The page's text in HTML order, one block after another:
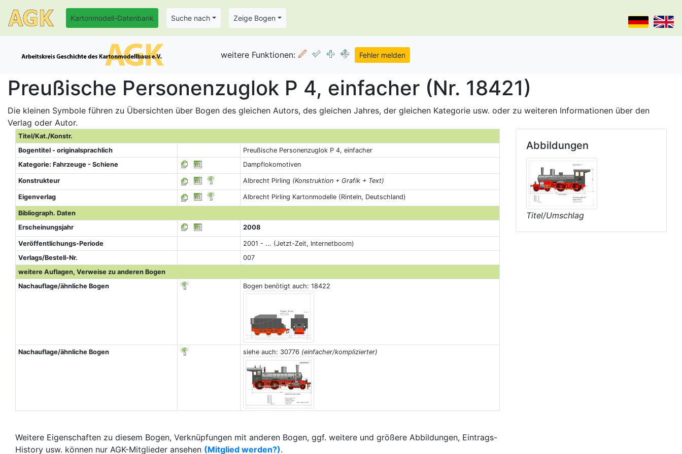
Kartonmodell-Datenbank Suche nach Zeige Bogen
weitere Funktionen:
Preußische Personenzuglok P 4, einfacher (Nr. 18421)
Die kleinen Symbole führen zu Übersichten über Bogen des gleichen Autors, des gleichen Jahres, der gleichen Kategorie usw. oder zu weiteren Informationen über den
Verlag oder Autor.
Titel/Kat./Konstr.
Bogentitel - originalsprachlich
Preußische Personenzuglok P 4, einfacher
Kategorie: Fahrzeuge - Schiene
Dampflokomotiven
Konstrukteur Albrecht Pirling (Konstruktion + Grafik + Text)
Eigenverlag Albrecht Pirling Kartonmodelle (Rinteln, Deutschland)
Bibliograph. Daten
Erscheinungsjahr
2008
Veröffentlichungs-Periode
2001 - ... (Jetzt-Zeit, Internetboom)
Verlags/Bestell-Nr.
007
weitere Auflagen, Verweise zu anderen Bogen
Nachauflage/ähnliche Bogen
Bogen benötigt auch: 18422
Nachauflage/ähnliche Bogen siehe auch: 30776 (einfacher/komplizierter)
Weitere Eigenschaften zu diesem Bogen, Verknüpfungen mit anderen Bogen, ggf. weitere und größere Abbildungen, Eintrags-
History usw. können nur AGK-Mitglieder ansehen (Mitglied werden?).
Abbildungen
Titel/Umschlag